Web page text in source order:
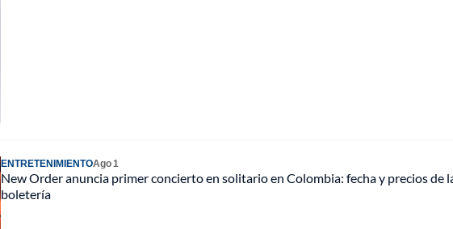
ENTRETENIMIENTOAgo 1
New Order anuncia primer concierto en solitario en Colombia: fecha y precios de
boletería